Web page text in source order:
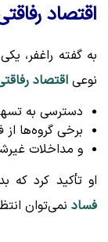
اقتصاد
به گفته راغفر،
نوعی اقتصاد
دسترسی به
برخی گروه‌ها
و مداخلات
او تأکید کرد که
فساد نمی‌توان